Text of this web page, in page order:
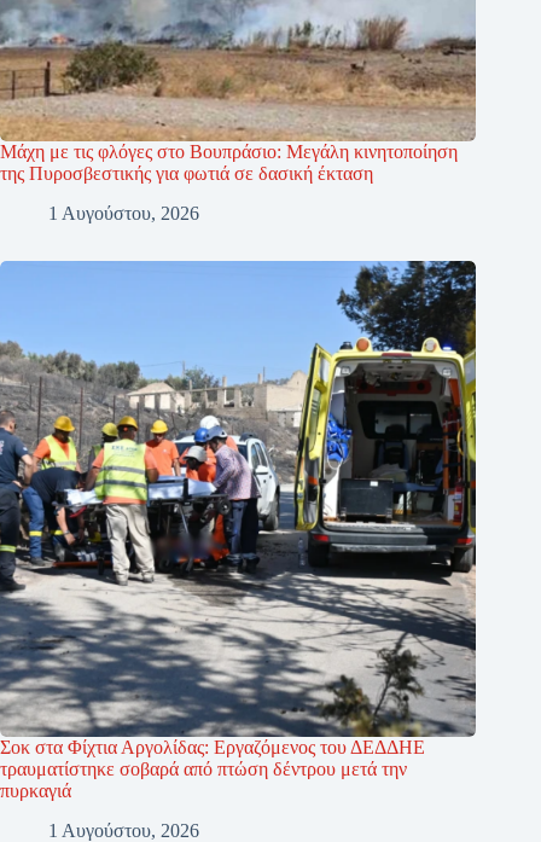
Μάχη με τις φλόγες στο Βουπράσιο: Μεγάλη κινητοποίηση
της Πυροσβεστικής για φωτιά σε δασική έκταση
1 Αυγούστου, 2026
Σοκ στα Φίχτια Αργολίδας: Εργαζόμενος του ΔΕΔΔΗΕ
τραυματίστηκε σοβαρά από πτώση δέντρου μετά την
πυρκαγιά
1 Αυγούστου, 2026